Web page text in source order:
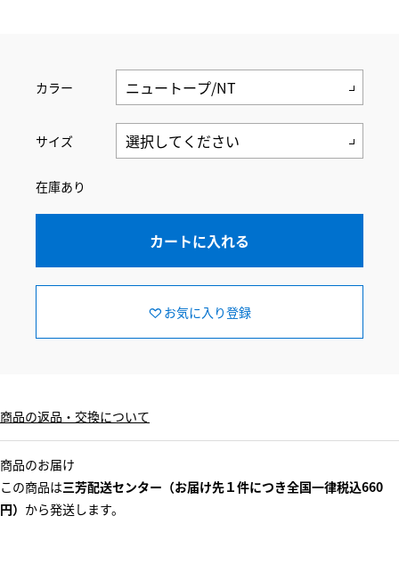
カラー
サイズ
在庫あり
カートに入れる
お気に入り登録
商品の返品・交換について
商品のお届け
この商品は三芳配送センター（お届け先１件につき全国一律税込660
円） から発送します。